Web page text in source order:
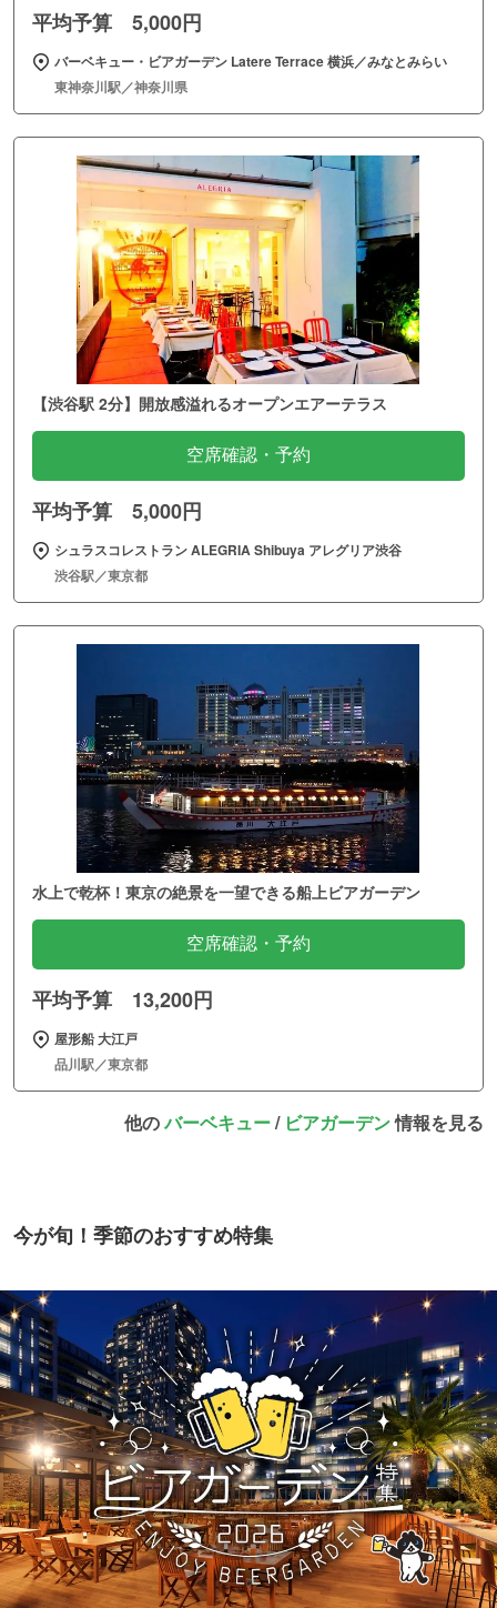
平均予算 5,000円
バーベキュー・ビアガーデン Latere Terrace 横浜／みなとみらい
東神奈川駅／神奈川県
【渋谷駅 2分】開放感溢れるオープンエアーテラス
空席確認・予約
平均予算 5,000円
シュラスコレストラン ALEGRIA Shibuya アレグリア渋谷
渋谷駅／東京都
水上で乾杯！東京の絶景を一望できる船上ビアガーデン
空席確認・予約
平均予算 13,200円
屋形船 大江戸
品川駅／東京都
他のバーベキュー/ ビアガーデン情報を見る
今が旬！季節のおすすめ特集